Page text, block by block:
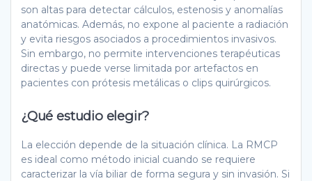
son altas para detectar cálculos, estenosis y anomalías
anatómicas. Además, no expone al paciente a radiación
y evita riesgos asociados a procedimientos invasivos.
Sin embargo, no permite intervenciones terapéuticas
directas y puede verse limitada por artefactos en
pacientes con prótesis metálicas o clips quirúrgicos.
¿Qué estudio elegir?
La elección depende de la situación clínica. La RMCP
es ideal como método inicial cuando se requiere
caracterizar la vía biliar de forma segura y sin invasión. Si